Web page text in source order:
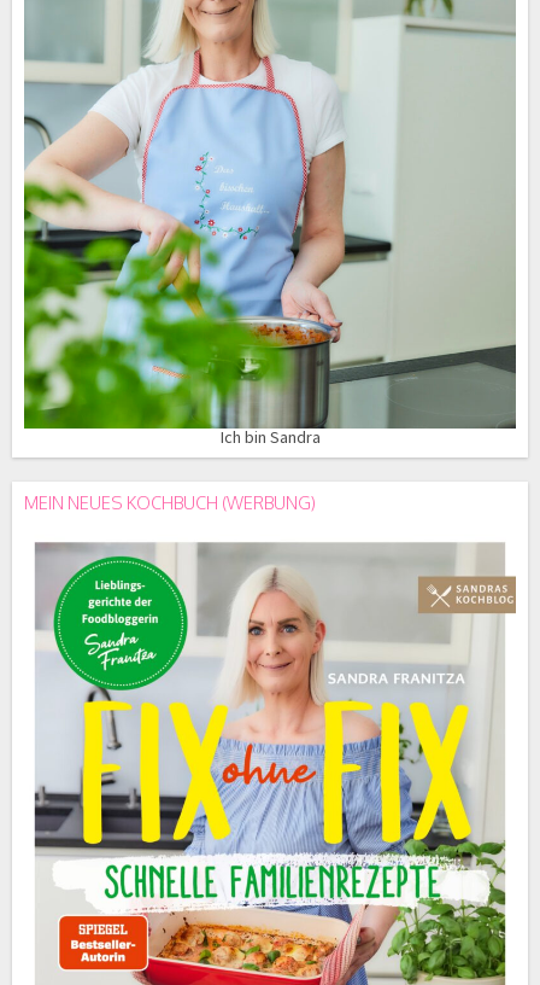
Ich bin Sandra
MEIN NEUES KOCHBUCH (WERBUNG)